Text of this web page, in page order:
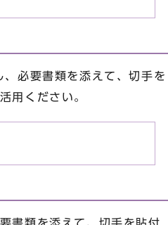
必要書類を添えて、切手を
用ください。